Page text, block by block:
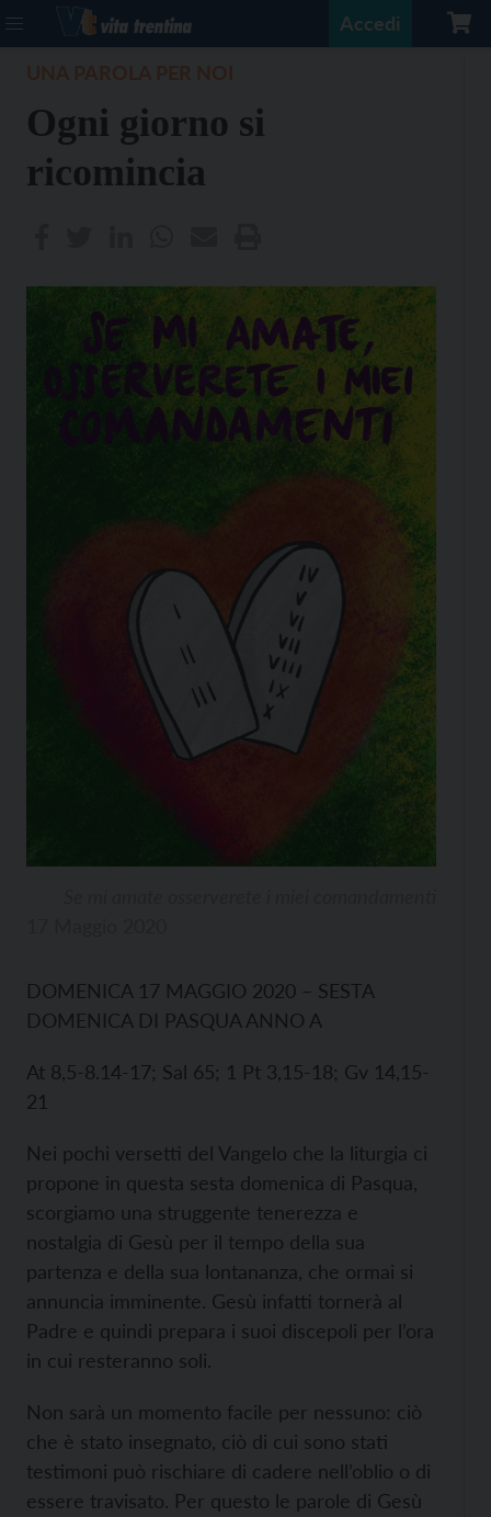
Accedi
Ogni giorno si
ricomincia
DOMENICA 17 MAGGIO 2020 – SESTA
DOMENICA DI PASQUA ANNO A
At 8,5-8.14-17; Sal 65; 1 Pt 3,15-18; Gv 14,15-
21
Nei pochi versetti del Vangelo che la liturgia ci
propone in questa sesta domenica di Pasqua,
scorgiamo una struggente tenerezza e
nostalgia di Gesù per il tempo della sua
partenza e della sua lontananza, che ormai si
annuncia imminente. Gesù infatti tornerà al
Padre e quindi prepara i suoi discepoli per l’ora
in cui resteranno soli.
Non sarà un momento facile per nessuno: ciò
che è stato insegnato, ciò di cui sono stati
testimoni può rischiare di cadere nell’oblio o di
essere travisato. Per questo le parole di Gesù